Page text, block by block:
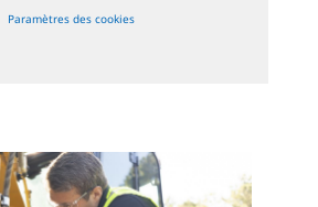
Paramètres des cookies